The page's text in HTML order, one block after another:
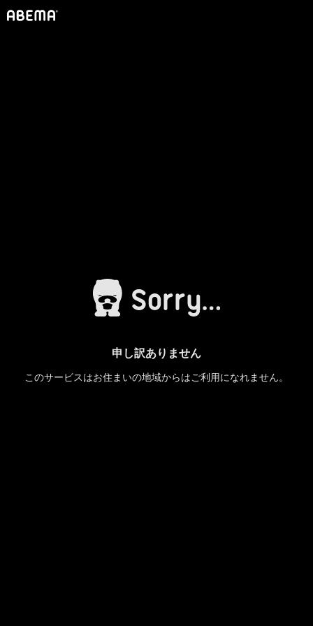
申し訳ありません
このサービスはお住まいの地域からはご利用になれません。